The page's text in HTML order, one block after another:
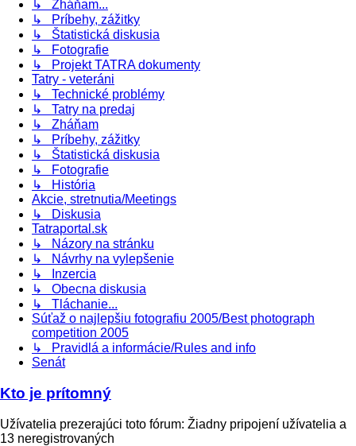
↳ Zháňam...
↳ Príbehy, zážitky
↳ Štatistická diskusia
↳ Fotografie
↳ Projekt TATRA dokumenty
Tatry - veteráni
↳ Technické problémy
↳ Tatry na predaj
↳ Zháňam
↳ Príbehy, zážitky
↳ Štatistická diskusia
↳ Fotografie
↳ História
Akcie, stretnutia/Meetings
↳ Diskusia
Tatraportal.sk
↳ Názory na stránku
↳ Návrhy na vylepšenie
↳ Inzercia
↳ Obecna diskusia
↳ Tláchanie...
Súťaž o najlepšiu fotografiu 2005/Best photograph
competition 2005
↳ Pravidlá a informácie/Rules and info
Senát
Kto je prítomný
Užívatelia prezerajúci toto fórum: Žiadny pripojení užívatelia a
13 neregistrovaných